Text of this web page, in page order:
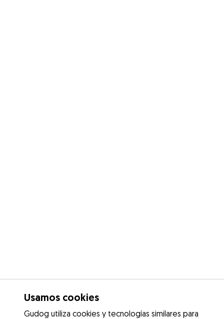
Usamos cookies
Gudog utiliza cookies y tecnologías similares para